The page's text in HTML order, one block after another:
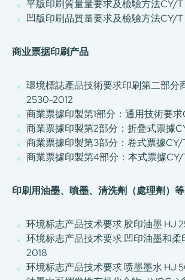
平版印刷質量量要求及檢驗方法CY/
凹版印刷品質量要求及檢驗方法CY/T
商业票据印刷产品
環境標誌產品技術要求印刷第二部分
2530-2012
商業票據印製第1部分：通用技術要
商業票據印製第2部分：折疊式票據
商業票據印製第3部分：卷式票據
商業票據印製第4部分：本式票據
印刷用油墨、噴墨、清洗劑（處理劑）
环境标志产品技术要求 胶印油墨 HJ
环境标志产品技术要求 凹印油墨和柔
2018
环境标志产品技术要求 喷墨墨水 HJ